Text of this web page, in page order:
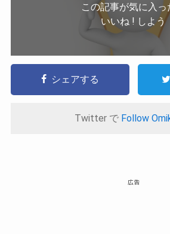
この記事が気に入っ
いいね ! しよう
シェアする
Twitter で Follow
広告